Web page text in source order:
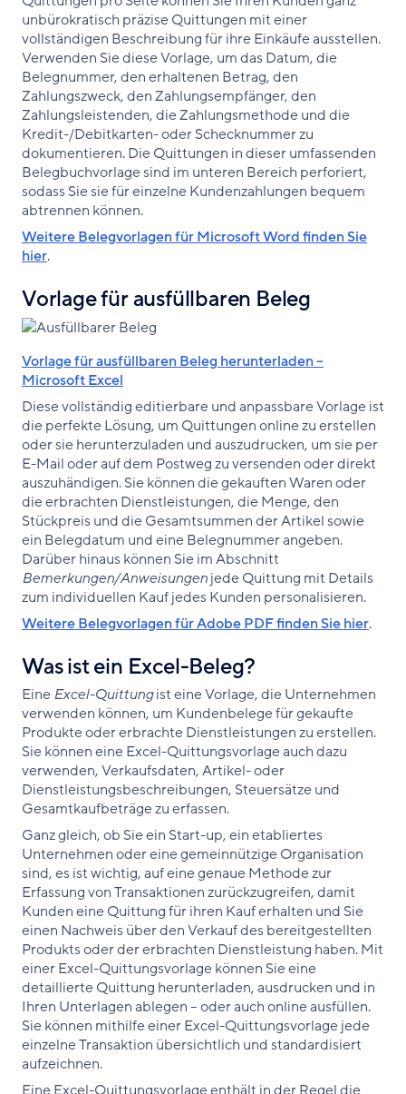
unbürokratisch präzise Quittungen mit einer
vollständigen Beschreibung für ihre Einkäufe ausstellen.
Verwenden Sie diese Vorlage, um das Datum, die
Belegnummer, den erhaltenen Betrag, den
Zahlungszweck, den Zahlungsempfänger, den
Zahlungsleistenden, die Zahlungsmethode und die
Kredit-/Debitkarten- oder Schecknummer zu
dokumentieren. Die Quittungen in dieser umfassenden
Belegbuchvorlage sind im unteren Bereich perforiert,
sodass Sie sie für einzelne Kundenzahlungen bequem
abtrennen können.
Weitere Belegvorlagen für Microsoft Word finden Sie
hier.
Vorlage für ausfüllbaren Beleg
Vorlage für ausfüllbaren Beleg herunterladen –
Microsoft Excel
Diese vollständig editierbare und anpassbare Vorlage ist
die perfekte Lösung, um Quittungen online zu erstellen
oder sie herunterzuladen und auszudrucken, um sie per
E-Mail oder auf dem Postweg zu versenden oder direkt
auszuhändigen. Sie können die gekauften Waren oder
die erbrachten Dienstleistungen, die Menge, den
Stückpreis und die Gesamtsummen der Artikel sowie
ein Belegdatum und eine Belegnummer angeben.
Darüber hinaus können Sie im Abschnitt
Bemerkungen/Anweisungenjede Quittung mit Details
zum individuellen Kauf jedes Kunden personalisieren.
Weitere Belegvorlagen für Adobe PDF finden Sie hier.
Was ist ein Excel-Beleg?
EineExcel-Quittungist eine Vorlage, die Unternehmen
verwenden können, um Kundenbelege für gekaufte
Produkte oder erbrachte Dienstleistungen zu erstellen.
Sie können eine Excel-Quittungsvorlage auch dazu
verwenden, Verkaufsdaten, Artikel- oder
Dienstleistungsbeschreibungen, Steuersätze und
Gesamtkaufbeträge zu erfassen.
Ganz gleich, ob Sie ein Start-up, ein etabliertes
Unternehmen oder eine gemeinnützige Organisation
sind, es ist wichtig, auf eine genaue Methode zur
Erfassung von Transaktionen zurückzugreifen, damit
Kunden eine Quittung für ihren Kauf erhalten und Sie
einen Nachweis über den Verkauf des bereitgestellten
Produkts oder der erbrachten Dienstleistung haben. Mit
einer Excel-Quittungsvorlage können Sie eine
detaillierte Quittung herunterladen, ausdrucken und in
Ihren Unterlagen ablegen – oder auch online ausfüllen.
Sie können mithilfe einer Excel-Quittungsvorlage jede
einzelne Transaktion übersichtlich und standardisiert
aufzeichnen.